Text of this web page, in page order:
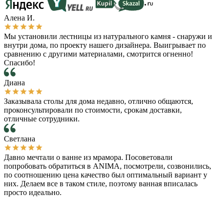
Алена И.
Мы установили лестницы из натурального камня - снаружи и
внутри дома, по проекту нашего дизайнера. Выигрывает по
сравнению с другими материалами, смотрится огненно!
Спасибо!
Диана
Заказывала столы для дома недавно, отлично общаются,
проконсультировали по стоимости, срокам доставки,
отличные сотрудники.
Светлана
Давно мечтали о ванне из мрамора. Посоветовали
попробовать обратиться в ANIMA, посмотрели, созвонились,
по соотношению цена качество был оптимальный вариант у
них. Делаем все в таком стиле, поэтому ванная вписалась
просто идеально.